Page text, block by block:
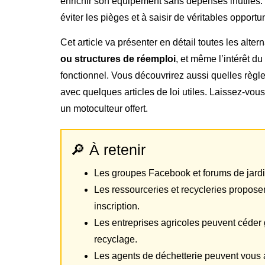
éviter les pièges et à saisir de véritables
Cet article va présenter en détail toutes les
ou structures de réemploi, et même l’intérêt
fonctionnel. Vous découvrirez aussi quelles
avec quelques articles de loi utiles. Laissez-
un motoculteur offert.
🔎 À retenir
Les groupes Facebook et forums de
Les ressourceries et recycleries
inscription.
Les entreprises agricoles peuvent
recyclage.
Les agents de déchetterie peuvent